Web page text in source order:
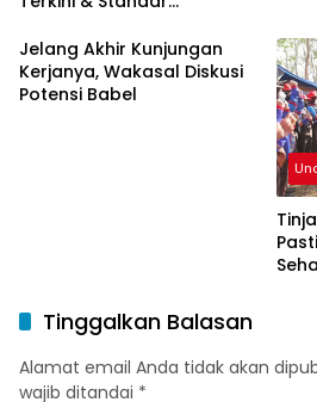
Jelang Akhir Kunjungan
Kerjanya, Wakasal Diskusi
Potensi Babel
Tinggalkan Balasan
Alamat email Anda tidak akan
wajib ditandai *